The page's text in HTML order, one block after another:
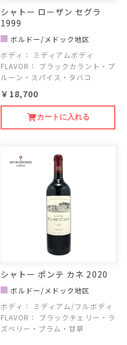
シャトー ローザン セグラ
1999
ボルドー/メドック地区
ボディ：
ミディアムボディ
FLAVOR：
ブラックカラント・プ
ルーン・スパイス・タバコ
￥18,700
カートに入れる
シャトー ポンテ カネ 2020
ボルドー/メドック地区
ボディ：
ミディアム/フルボディ
FLAVOR：
ブラックチェリー・ラ
ズベリー・プラム・甘草